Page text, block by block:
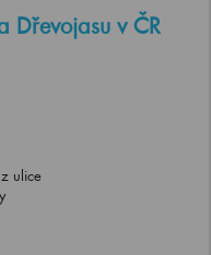
Dřevojasu v ČR
ulice